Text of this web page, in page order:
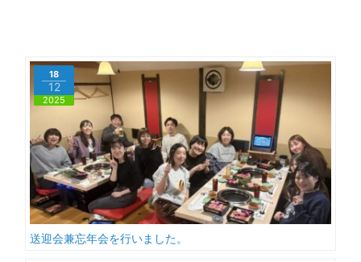
送迎会兼忘年会を行いました。
18
12
2025